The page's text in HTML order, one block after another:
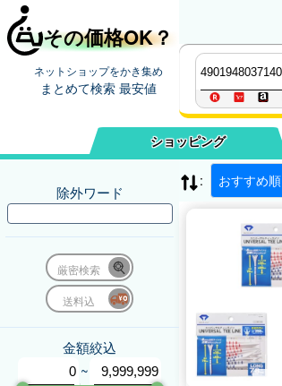
その価格OK？
ネットショップをかき集め
まとめて検索 最安値
ショッピング
除外ワード
厳密検索
送料込
金額絞込
~
: おすすめ順